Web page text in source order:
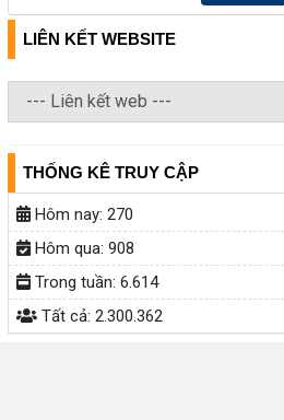
LIÊN KẾT WEBSITE
THỐNG KÊ TRUY CẬP
Hôm nay: 270
Hôm qua: 908
Trong tuần: 6.614
Tất cả: 2.300.362